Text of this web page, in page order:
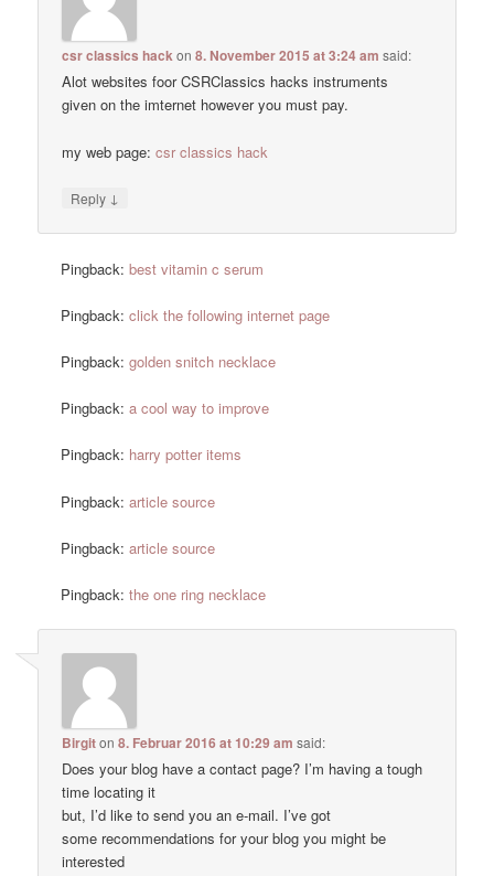
csr classics hackon8. November 2015 at 3:24 am said:
Alot websites foor CSRClassics hacks instruments
given on the imternet however you must pay.
my web page:csr classics hack
Reply ↓
Pingback:best vitamin c serum
Pingback:click the following internet page
Pingback:golden snitch necklace
Pingback:a cool way to improve
Pingback: harry potter items
Pingback:article source
Pingback:article source
Pingback:the one ring necklace
Birgiton8. Februar 2016 at 10:29 am said:
Does your blog have a contact page? I’m having a tough
time locating it
but, I’d like to send you an e-mail. I’ve got
some recommendations for your blog you might be
interested